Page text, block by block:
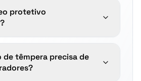
protetivo
de têmpera precisa de